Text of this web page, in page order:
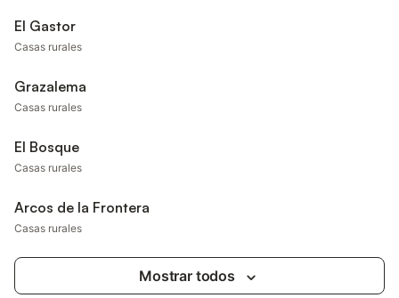
El Gastor
Casas rurales
Grazalema
Casas rurales
El Bosque
Casas rurales
Arcos de la Frontera
Casas rurales
Mostrar todos